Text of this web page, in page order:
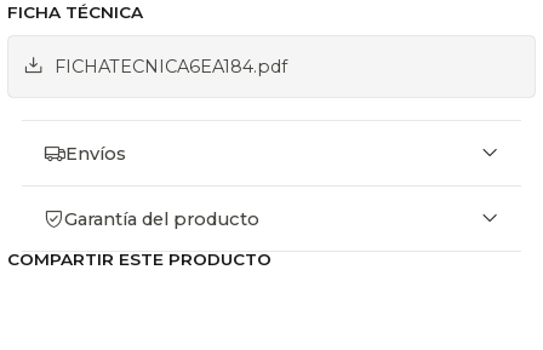
FICHA TÉCNICA
FICHATECNICA6EA184.pdf
Envíos
Garantía del producto
COMPARTIR ESTE PRODUCTO